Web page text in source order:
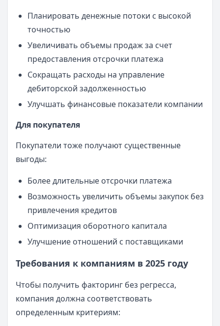
Планировать денежные потоки с высокой
точностью
Увеличивать объемы продаж за счет
предоставления отсрочки платежа
Сокращать расходы на управление
дебиторской задолженностью
Улучшать финансовые показатели компании
Для покупателя
Покупатели тоже получают существенные
выгоды:
Более длительные отсрочки платежа
Возможность увеличить объемы закупок без
привлечения кредитов
Оптимизация оборотного капитала
Улучшение отношений с поставщиками
Требования к компаниям в 2025 году
Чтобы получить факторинг без регресса,
компания должна соответствовать
определенным критериям: